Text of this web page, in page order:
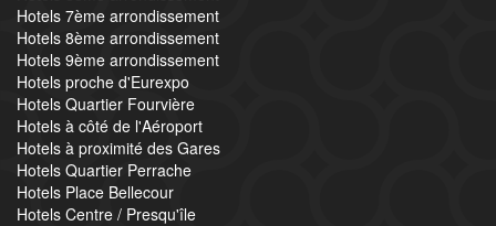
Hotels 7ème arrondissement
Hotels 8ème arrondissement
Hotels 9ème arrondissement
Hotels proche d'Eurexpo
Hotels Quartier Fourvière
Hotels à côté de l'Aéroport
Hotels à proximité des Gares
Hotels Quartier Perrache
Hotels Place Bellecour
Hotels Centre / Presqu'île